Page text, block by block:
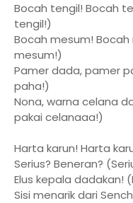
Bocah tengil! Bocah
tengil!)
Bocah mesum!
mesum!)
Pamer dada, pamer
paha!)
Nona, warna celana
pakai celanaaa!)
Harta karun! Harta
Serius? Beneran?
Elus kepala dadakan!
Sisi menarik dari